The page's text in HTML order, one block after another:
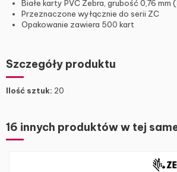
Białe karty PVC Zebra, grubość 0,76
Przeznaczone wyłącznie do serii ZC
Opakowanie zawiera 500 kart
Szczegóły produktu
Ilość sztuk: 20
16 innych produktów w tej